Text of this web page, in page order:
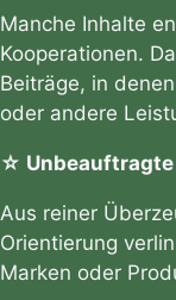
Manche Inhalte
Kooperationen.
Beiträge, in
oder andere
☆ Unbeauftragte
Aus reiner
Orientierung
Marken oder